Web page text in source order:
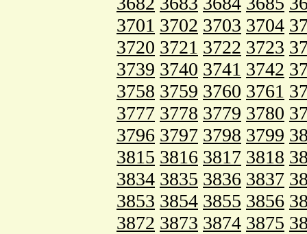
3701 3702 3703 3704
3720 3721 3722 3723
3739 3740 3741 3742
3758 3759 3760 3761
3777 3778 3779 3780
3796 3797 3798 3799
3815 3816 3817 3818
3834 3835 3836 3837
3853 3854 3855 3856
3872 3873 3874 3875